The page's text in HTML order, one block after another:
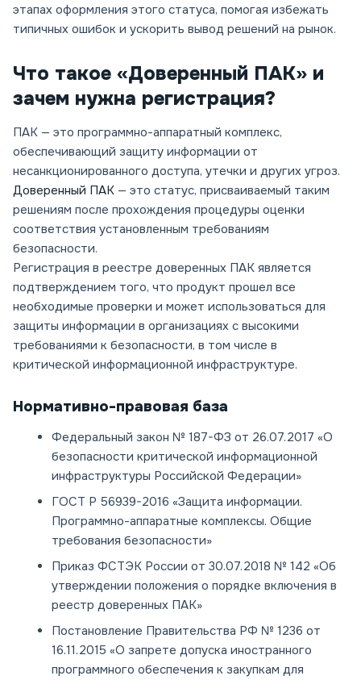
этапах оформления этого статуса, помогая избежать
типичных ошибок и ускорить вывод решений на рынок.
Что такое «Доверенный ПАК» и
зачем нужна регистрация?
ПАК — это программно-аппаратный комплекс,
обеспечивающий защиту информации от
несанкционированного доступа, утечки и других угроз.
Доверенный ПАК — это статус, присваиваемый таким
решениям после прохождения процедуры оценки
соответствия установленным требованиям
безопасности.
Регистрация в реестре доверенных ПАК является
подтверждением того, что продукт прошел все
необходимые проверки и может использоваться для
защиты информации в организациях с высокими
требованиями к безопасности, в том числе в
критической информационной инфраструктуре.
Нормативно-правовая база
Федеральный закон № 187-ФЗ от 26.07.2017 «О
безопасности критической информационной
инфраструктуры Российской Федерации»
ГОСТ Р 56939-2016 «Защита информации.
Программно-аппаратные комплексы. Общие
требования безопасности»
Приказ ФСТЭК России от 30.07.2018 № 142 «Об
утверждении положения о порядке включения в
реестр доверенных ПАК»
Постановление Правительства РФ № 1236 от
16.11.2015 «О запрете допуска иностранного
программного обеспечения к закупкам для